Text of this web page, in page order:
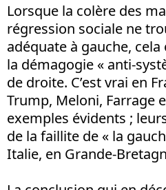
Lorsque la colère des
régression sociale ne
adéquate à gauche,
la démagogie « anti-
de droite. C’est vrai en
Trump, Meloni, Farrage
exemples évidents ;
de la faillite de « la
Italie, en Grande-